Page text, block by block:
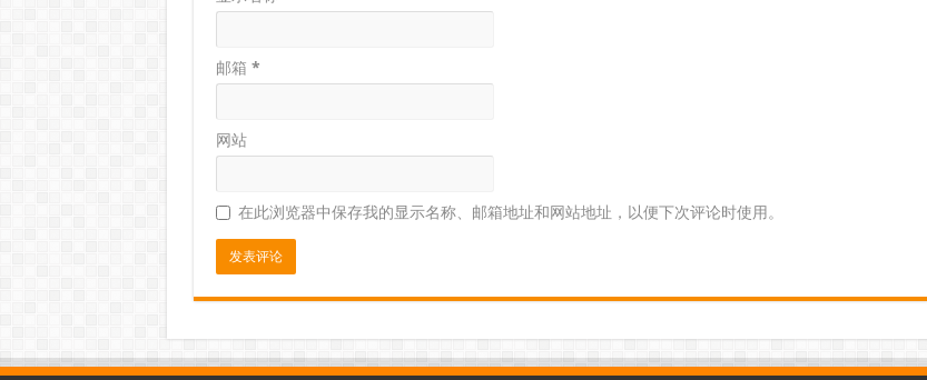
邮箱 *
网站
在此浏览器中保存我的显示名称、邮箱地址和网站地址，以便下次评论时使用。